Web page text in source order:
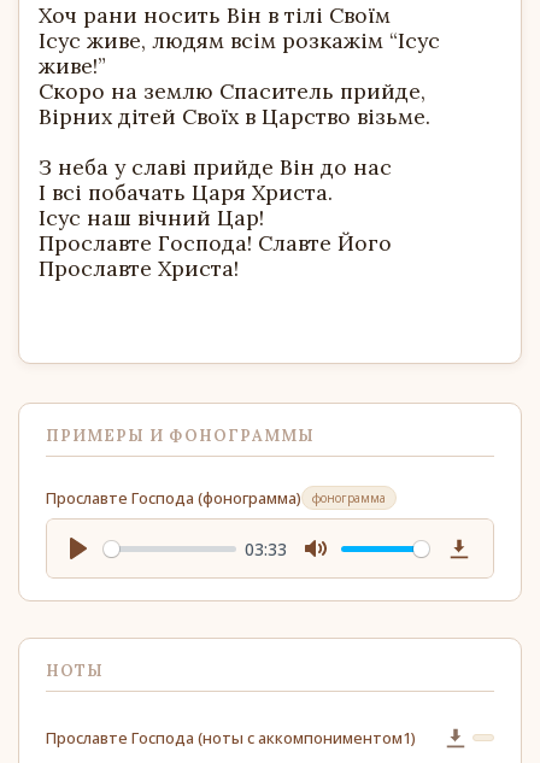
Хоч рани носить Він в тілі Своїм
Ісус живе, людям всім розкажім “Ісус
живе!”
Скоро на землю Спаситель прийде,
Вірних дітей Своїх в Царство візьме.
З неба у славі прийде Він до нас
І всі побачать Царя Христа.
Ісус наш вічний Цар!
Прославте Господа! Славте Його
Прославте Христа!
ПРИМЕРЫ И ФОНОГРАММЫ
Прославте Господа (фонограмма) фонограмма
03:33
Download
НОТЫ
Прославте Господа (ноты с аккомпониментом1)